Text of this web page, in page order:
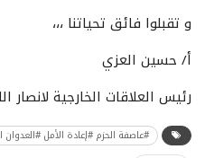
و تقبلوا فائق تحياتنا ،،،
أ/ حسين العزي
رئيس العلاقات الخارجية لانصار
#عاصفة الحزم #إعادة الأمل